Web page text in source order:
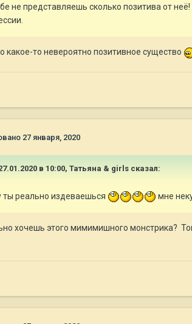
не представляешь сколько позитива от
какое-то невероятно позитивное существо
27 января, 2020
в 10:00, Татьяна & girls сказал:
ты реально издеваешься мне
хочешь этого мимимишного монстрика?